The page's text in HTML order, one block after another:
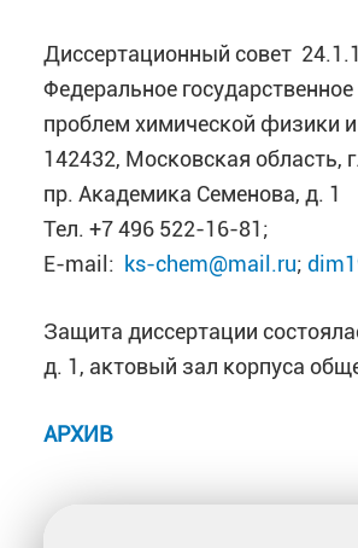
Диссертационный совет
Федеральное
проблем химической физики
142432, Московская область,
пр. Академика Семенова, д. 1
Тел. +7 496 522-16-81;
E-mail: ks-chem@mail.ru;
Защита диссертации
д. 1, актовый зал корпуса
АРХИВ